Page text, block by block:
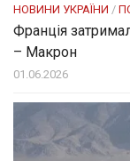
НОВИНИ УКРАЇНИ /
Франція
– Макрон
01.06.2026